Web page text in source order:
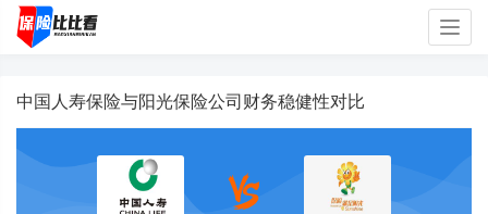
中国人寿保险与阳光保险公司财务稳健性对比